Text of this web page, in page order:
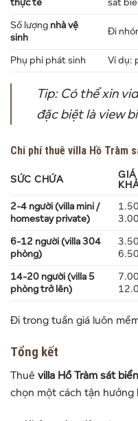
thực tế
sát
Số lượng nhà vệ
sinh
Đi
Phụ phí phát sinh Ví dụ:
Tip: Có thể xin
đặc biệt là view
Chi phí thuê villa Hồ Tràm
SỨC CHỨA
GIÁ
2-4 người (villa mini /
homestay private)
6-12 người (villa 304
phòng)
14-20 người (villa 5
phòng trở lên)
Đi trong tuần giá luôn
Tổng kết
Thuê villa Hồ Tràm sát biển
chọn một cách tận hưởng